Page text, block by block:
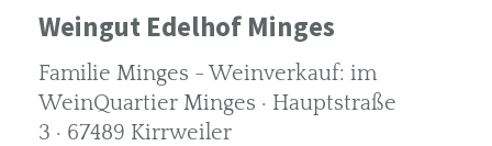
Weingut Edelhof Minges
Familie Minges - Weinverkauf: im
WeinQuartier Minges · Hauptstraße
3 · 67489 Kirrweiler